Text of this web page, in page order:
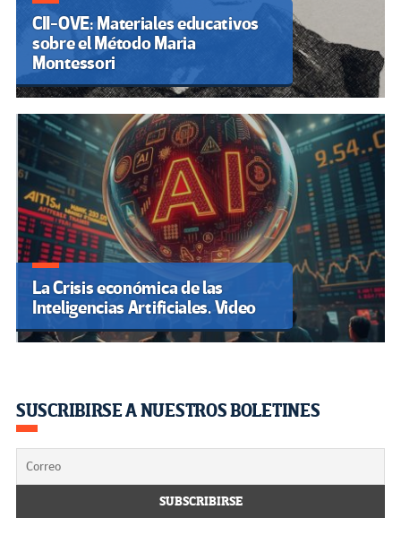
CII-OVE: Materiales educativos
sobre el Método Maria
Montessori
La Crisis económica de las
Inteligencias Artificiales. Video
SUSCRIBIRSE A NUESTROS BOLETINES